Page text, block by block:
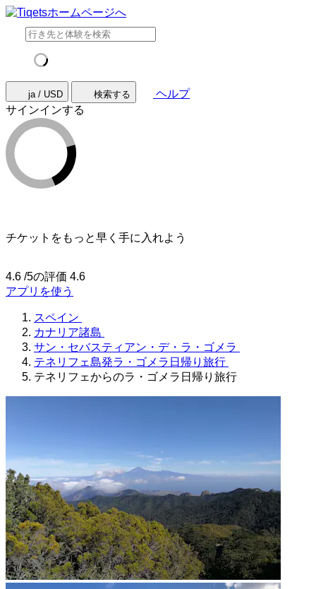
ja / USD 検索する
ヘルプ
サインインする
チケットをもっと早く手に入れよう
4.6 /5の評価 4.6
アプリを使う
スペイン
カナリア諸島
サン・セバスティアン・デ・ラ・ゴメラ
テネリフェ島発ラ・ゴメラ日帰り旅行
テネリフェからのラ・ゴメラ日帰り旅行